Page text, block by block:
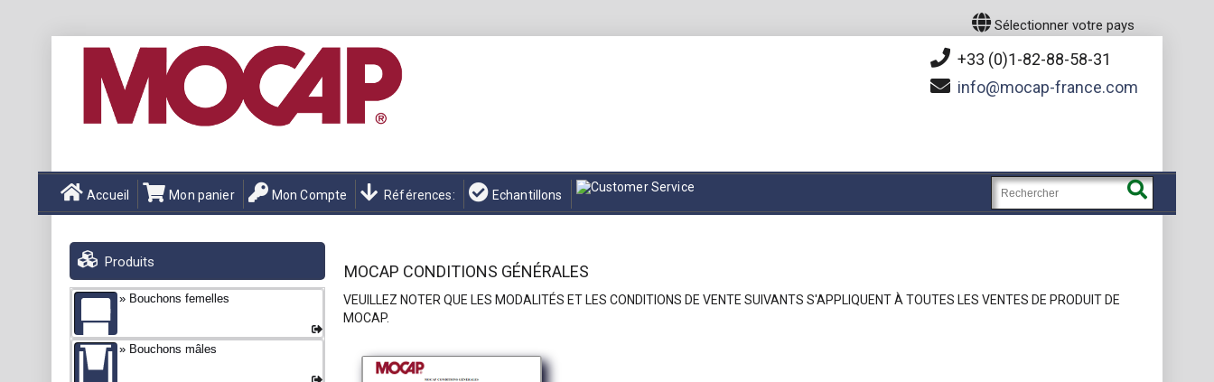
Sélectionner votre pays
+33 (0)1-82-88-58-31
info
mocap-france.com
Accueil Mon panier Mon Compte Références: Echantillons
MOCAP CONDITIONS GÉNÉRALES
VEUILLEZ NOTER QUE LES MODALITÉS ET LES CONDITIONS DE VENTE SUIVANTS S'APPLIQUENT À TOUTES LES VENTES DE PRODUIT DE
MOCAP.
Produits
Bouchons femelles
Bouchons mâles